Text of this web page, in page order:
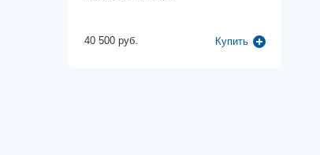
40 500 руб. Купить